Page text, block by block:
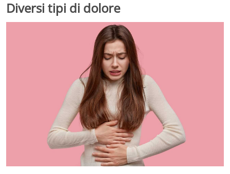
Diversi tipi di dolore